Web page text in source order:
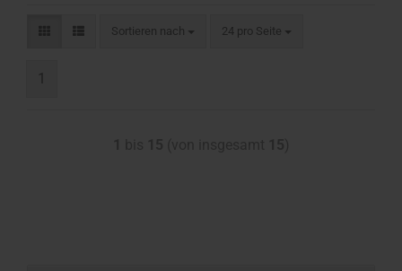
Sortieren nach 24 pro Seite
1